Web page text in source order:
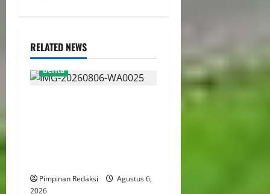
RELATED NEWS
berita
Pimpinan Redaksi
Agustus 6,
2026